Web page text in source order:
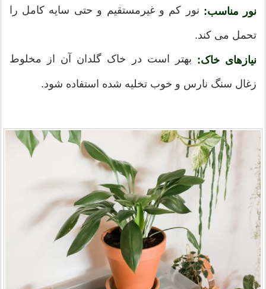
نور مناسب: نور کم و غیرمستقیم و حتی سایه کامل را
تحمل می کند.
نیازهای خاک: بهتر است در خاک گلدان آن از مخلوط
زغال سنگ نارس و خوب تخلیه شده استفاده شود.